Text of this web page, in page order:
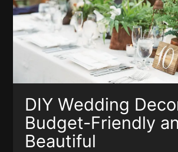
DIY Wedding
Budget-Friendly
Beautiful